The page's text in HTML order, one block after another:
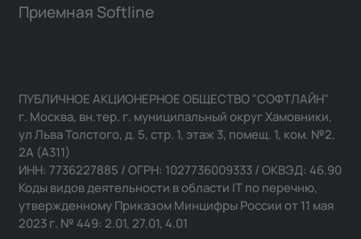
Приемная Softline
ПУБЛИЧНОЕ АКЦИОНЕРНОЕ ОБЩЕСТВО "СОФТЛАЙН"
г. Москва, вн.тер. г. муниципальный округ Хамовники,
ул Льва Толстого, д. 5, стр. 1, этаж 3, помещ. 1, ком. №2,
2А (А311)
ИНН: 7736227885 / ОГРН: 1027736009333 / ОКВЭД: 46.90
Коды видов деятельности в области IT по перечню,
утвержденному Приказом Минцифры России от 11 мая
2023 г. № 449: 2.01, 27.01, 4.01